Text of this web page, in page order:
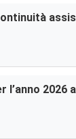
2026